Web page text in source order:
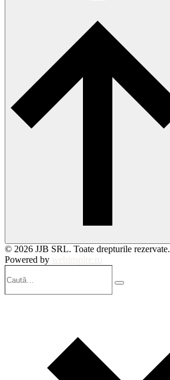
© 2026 JJB SRL. Toate drepturile rezervate.
Powered by
Search